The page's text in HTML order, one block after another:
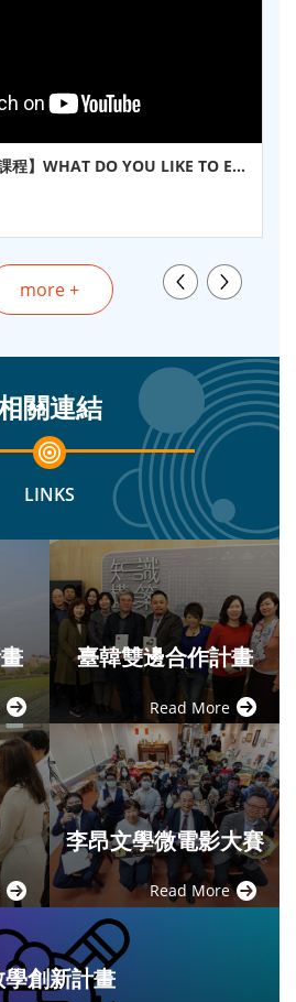
程】WHAT DO YOU LIKE TO EA
more +
關連結
LINKS
臺韓雙邊合作計畫
Read More
李昂文學微電影大賽
Read More
學創新計畫